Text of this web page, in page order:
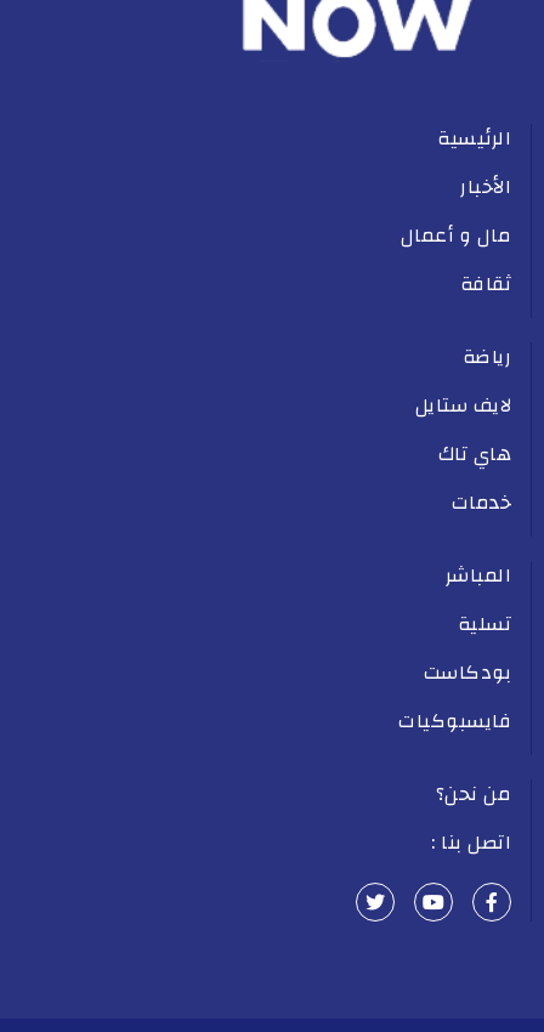
الرئيسية
الأخبار
مال و أعمال
ثقافة
رياضة
لايف ستايل
هاي تاك
خدمات
المباشر
تسلية
بودكاست
فايسبوكيات
من نحن؟
اتصل بنا :